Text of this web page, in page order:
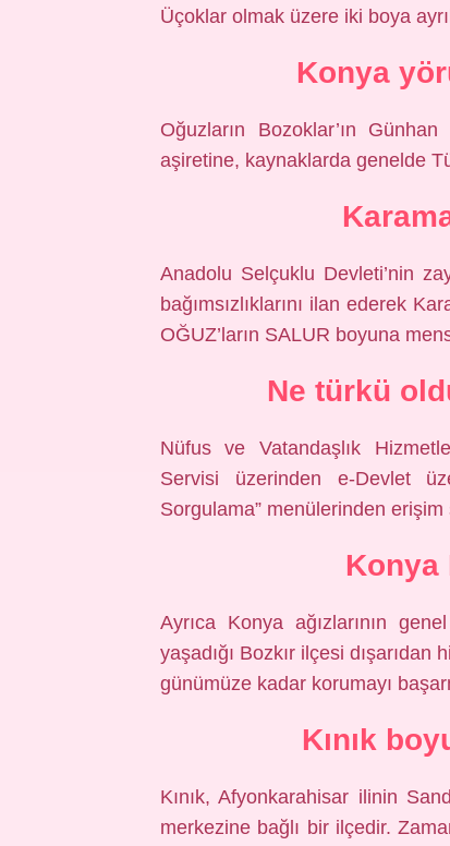
Üçoklar olmak üzere iki boya
Konya
Oğuzların Bozoklar’ın
aşiretine, kaynaklarda genelde
Anadolu Selçuklu Devleti’nin
bağımsızlıklarını ilan ederek
OĞUZ’ların SALUR boyuna
Ne türkü
Nüfus ve Vatandaşlık
Servisi üzerinden e-Devlet
Sorgulama” menülerinden
Konya
Ayrıca Konya ağızlarının
yaşadığı Bozkır ilçesi
günümüze kadar korumayı
Kınık
Kınık, Afyonkarahisar ilinin
merkezine bağlı bir ilçedir.